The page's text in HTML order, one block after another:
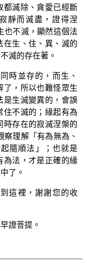
都滅除、貪愛已經斷
靜而滅盡，證得涅
也不滅，顯然這個法
在生、住、異、滅的
滅的存在著。
時並存的，而生、
了，所以也難怪眾生
是生滅變異的，會誤
住不滅的；緣起有為
時存在的寂滅涅槃的
理解「有為無為、
隨順法」；也就是
為法，才是正確的緣
了。
這裡，謝謝您的收
證菩提。